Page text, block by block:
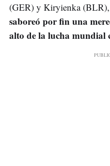
(GER) y Kiryienka (BLR),
saboreó por fin una
alto de la lucha mundial